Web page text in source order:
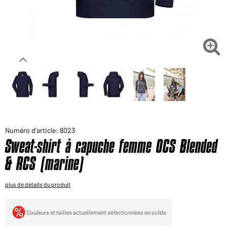
Voudriez-vous acheter des produits pour votre besoin

Numéro d'article: 8023
Sweat-shirt à capuche femme OCS Blended
& RCS (marine)
plus de détails du produit
Couleurs et tailles actuellement sélectionnées en solde